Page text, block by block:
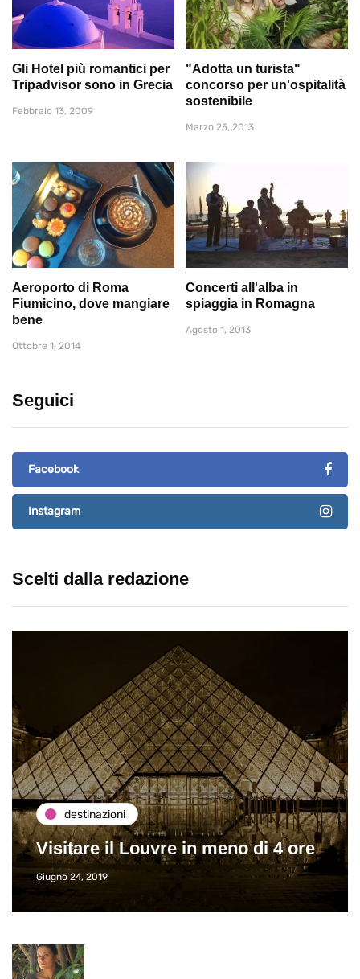
Gli Hotel più romantici per
Tripadvisor sono in Grecia
Febbraio 13, 2009
"Adotta un turista"
concorso per un'ospitalità
sostenibile
Marzo 25, 2013
Aeroporto di Roma
Fiumicino, dove mangiare
bene
Ottobre 1, 2014
Concerti all'alba in
spiaggia in Romagna
Agosto 1, 2013
Seguici
Facebook
Instagram
Scelti dalla redazione
destinazioni
Visitare il Louvre in meno di 4 ore
Giugno 24, 2019